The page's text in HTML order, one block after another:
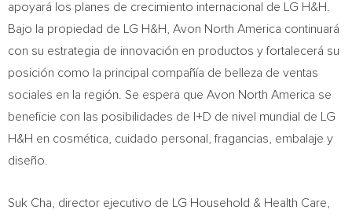
apoyará los planes de crecimiento internacional de LG H&H.
Bajo la propiedad de LG H&H, Avon North America continuará
con su estrategia de innovación en productos y fortalecerá su
posición como la principal compañía de belleza de ventas
sociales en la región. Se espera que Avon North America se
beneficie con las posibilidades de I+D de nivel mundial de LG
H&H en cosmética, cuidado personal, fragancias, embalaje y
diseño.
Suk Cha , director ejecutivo de LG Household & Health Care,